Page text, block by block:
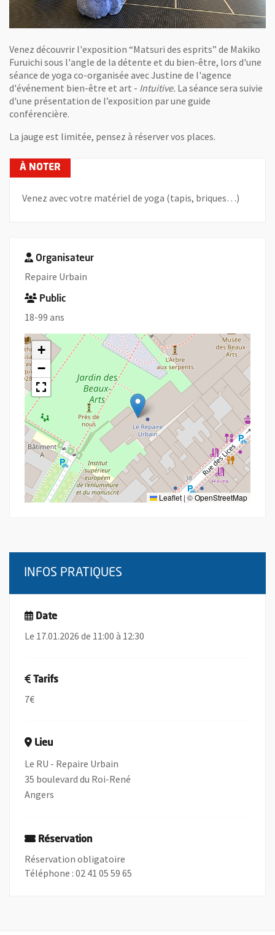
Venez découvrir l'exposition “Matsuri des esprits” de Makiko
Furuichi sous l'angle de la détente et du bien-être, lors d'une
séance de yoga co-organisée avec Justine de l'agence
d'événement bien-être et art - Intuitive. La séance sera suivie
d'une présentation de l’exposition par une guide
conférencière.
La jauge est limitée, pensez à réserver vos places.
Venez avec votre matériel de yoga (tapis, briques…)
Organisateur
Repaire Urbain
Public
18-99 ans
+
−
Leaflet |©OpenStreetMap
INFOS PRATIQUES
Date
Le 17.01.2026 de 11:00 à 12:30
Tarifs
7€
Lieu
Le RU - Repaire Urbain
35 boulevard du Roi-René
Angers
Réservation
Réservation obligatoire
Téléphone : 02 41 05 59 65